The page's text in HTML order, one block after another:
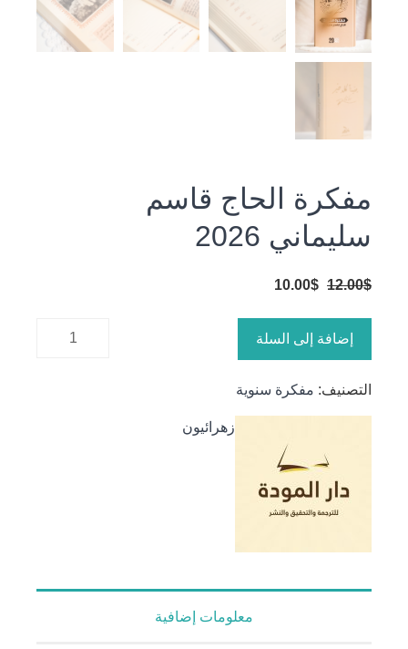
مفكرة الحاج قاسم
سليماني 2026
12.00$
السعر
هو:
12.00$.
10.00$
هو:
إضافة إلى السلة
التصنيف: مفكرة سنوية
زهرائيون
معلومات إضافية